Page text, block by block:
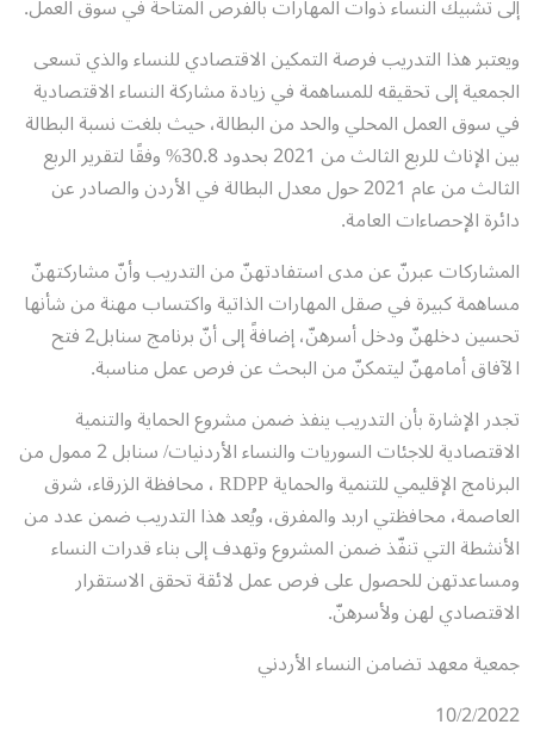
إلى تشبيك النساء ذوات المهارات بالفرص المتاحة في سوق العمل.
ويعتبر هذا التدريب فرصة التمكين الاقتصادي للنساء والذي تسعى
الجمعية إلى تحقيقه للمساهمة في زيادة مشاركة النساء الاقتصادية
في سوق العمل المحلي والحد من البطالة، حيث بلغت نسبة البطالة
بين الإناث للربع الثالث من 2021 بحدود 30.8% وفقًا لتقرير الربع
الثالث من عام 2021 حول معدل البطالة في الأردن والصادر عن
دائرة الإحصاءات العامة.
المشاركات عبرنّ عن مدى استفادتهنّ من التدريب وأنّ مشاركتهنّ
مساهمة كبيرة في صقل المهارات الذاتية واكتساب مهنة من شأنها
تحسين دخلهنّ ودخل أسرهنّ، إضافةً إلى أنّ برنامج سنابل2 فتح
الآفاق أمامهنّ ليتمكنّ من البحث عن فرص عمل مناسبة.
تجدر الإشارة بأن التدريب ينفذ ضمن مشروع الحماية والتنمية
الاقتصادية للاجئات السوريات والنساء الأردنيات/ سنابل 2 ممول من
البرنامج الإقليمي للتنمية والحماية RDPP ، محافظة الزرقاء، شرق
العاصمة، محافظتي اربد والمفرق، ويُعد هذا التدريب ضمن عدد من
الأنشطة التي تنفّذ ضمن المشروع وتهدف إلى بناء قدرات النساء
ومساعدتهن للحصول على فرص عمل لائقة تحقق الاستقرار
الاقتصادي لهن ولأسرهنّ.
جمعية معهد تضامن النساء الأردني
10/2/2022